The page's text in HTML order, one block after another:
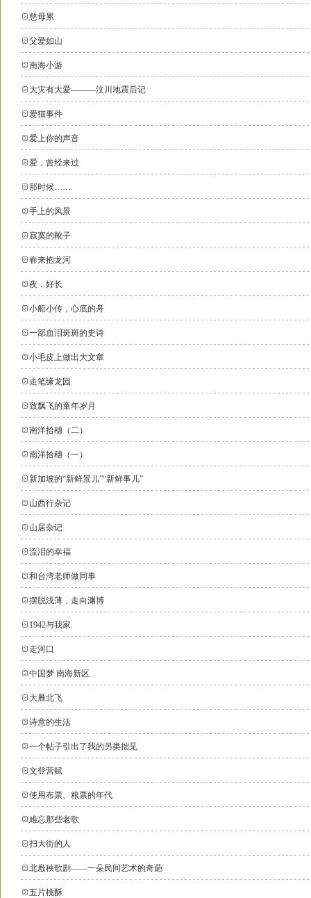
慈母累
父爱如山
南海小游
大灾有大爱―――汶川地震后记
爱猫事件
爱上你的声音
爱，曾经来过
那时候……
手上的风景
寂寞的靴子
春来抱龙河
夜，好长
小船小传，心底的舟
一部血泪斑斑的史诗
小毛皮上做出大文章
走笔缘龙园
致飘飞的童年岁月
南洋拾穗（二）
南洋拾穗（一）
新加坡的“新鲜景儿”“新鲜事儿”
山西行杂记
山居杂记
流泪的幸福
和台湾老师做同事
摆脱浅薄，走向渊博
1942与我家
走河口
中国梦 南海新区
大雁北飞
诗意的生活
一个帖子引出了我的另类拙见
文登营赋
使用布票、粮票的年代
难忘那些老歌
扫大街的人
北廒秧歌剧——一朵民间艺术的奇葩
五片桃酥